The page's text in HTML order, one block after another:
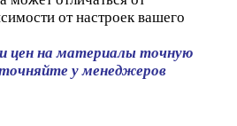
от настроек вашего
цен на материалы точную
у менеджеров